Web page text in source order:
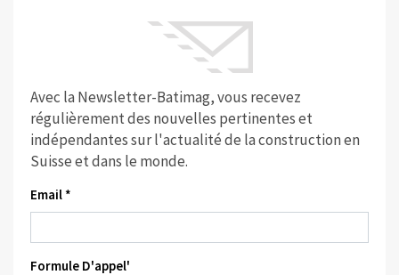
Avec la Newsletter-Batimag, vous recevez
régulièrement des nouvelles pertinentes et
indépendantes sur l'actualité de la construction en
Suisse et dans le monde.
Email *
Formule D'appel'